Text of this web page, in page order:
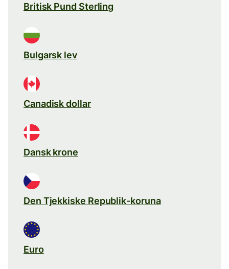
Britisk Pund Sterling
Bulgarsk lev
Canadisk dollar
Dansk krone
Den Tjekkiske Republik-koruna
Euro